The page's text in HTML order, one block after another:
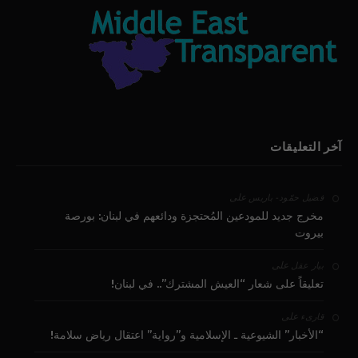
آخر التعليقات
فضيل حمّود - باريس على
مخرج جديد للمودعين المُحتجزة ودائعهم في لبنان: بورصة
بيروت
بيار عقل على
تعليقاً على شعار “العيش المشترك”.. في لبنان!
قارىء على
“الأخبار” الشيوعية ـ الإسلامية و”رواية” اعتقال رياض سلامة!